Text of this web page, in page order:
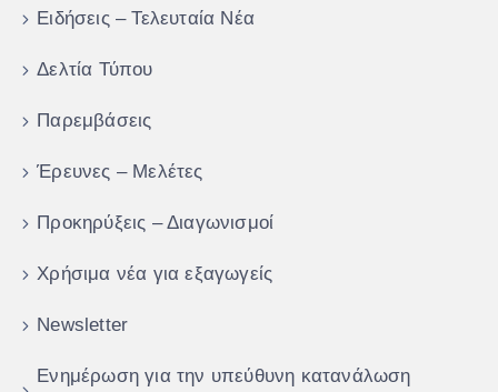
Ειδήσεις – Τελευταία Νέα
Δελτία Τύπου
Παρεμβάσεις
Έρευνες – Μελέτες
Προκηρύξεις – Διαγωνισμοί
Χρήσιμα νέα για εξαγωγείς
Newsletter
Ενημέρωση για την υπεύθυνη κατανάλωση